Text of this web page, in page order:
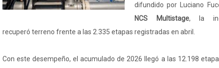
difundido por Luciano
NCS Multistage, la
recuperó terreno frente a las 2.335 etapas registradas en abril.
Con este desempeño, el acumulado de 2026 llegó a las 12.198